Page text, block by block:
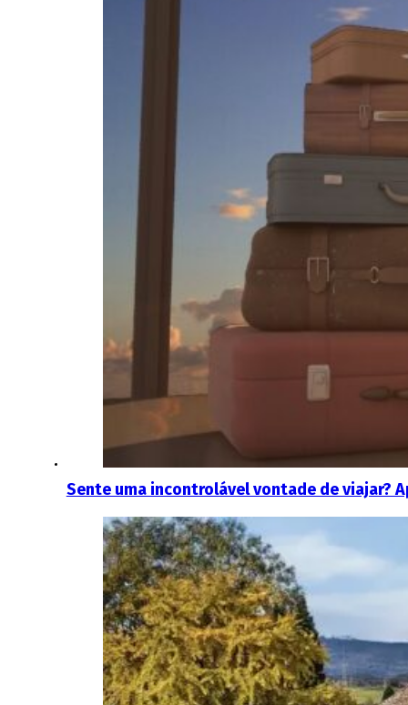
Sente uma incontrolável vontade de viajar?